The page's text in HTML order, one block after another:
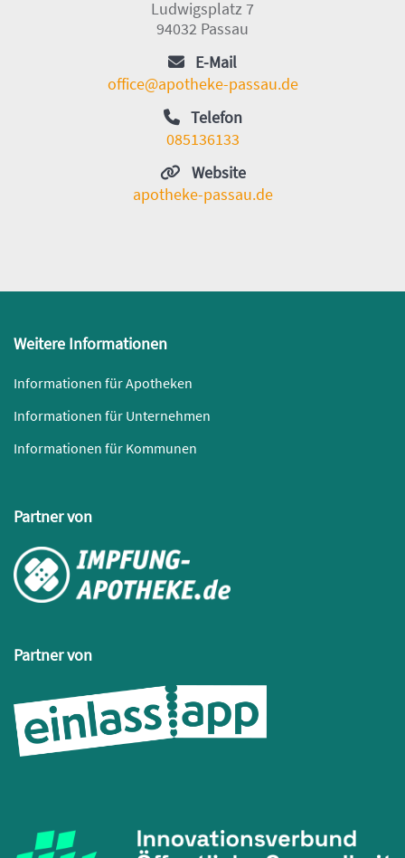
Ludwigsplatz 7
94032 Passau
E-Mail
office@apotheke-passau.de
Telefon
085136133
Website
apotheke-passau.de
Weitere Informationen
Informationen für Apotheken
Informationen für Unternehmen
Informationen für Kommunen
Partner von
Partner von